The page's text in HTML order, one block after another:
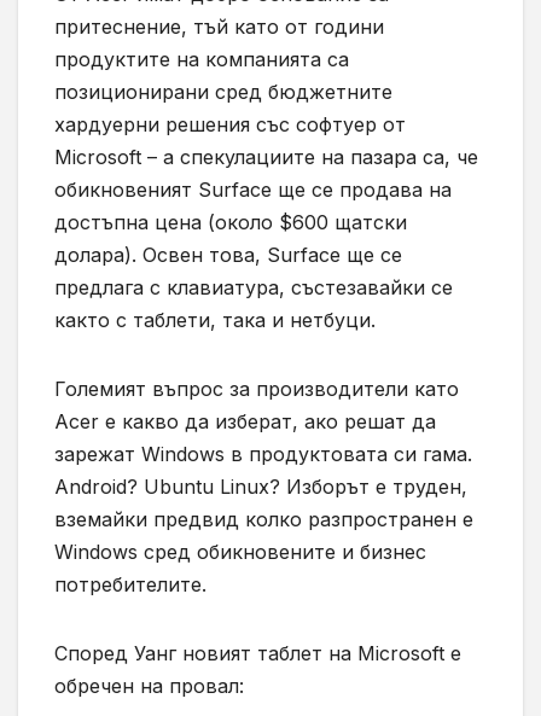
притеснение, тъй като от години
продуктите на компанията са
позиционирани сред бюджетните
хардуерни решения със софтуер от
Microsoft – а спекулациите на пазара са, че
обикновеният Surface ще се продава на
достъпна цена (около $600 щатски
долара). Освен това, Surface ще се
предлага с клавиатура, състезавайки се
както с таблети, така и нетбуци.
Големият въпрос за производители като
Acer е какво да изберат, ако решат да
зарежат Windows в продуктовата си гама.
Android? Ubuntu Linux? Изборът е труден,
вземайки предвид колко разпространен е
Windows сред обикновените и бизнес
потребителите.
Според Уанг новият таблет на Microsoft е
обречен на провал: